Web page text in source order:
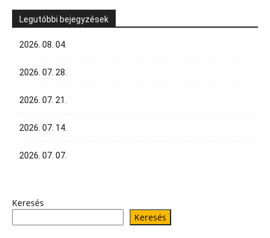
Legutóbbi bejegyzések
2026. 08. 04.
2026. 07. 28.
2026. 07. 21.
2026. 07. 14.
2026. 07. 07.
Keresés
Keresés